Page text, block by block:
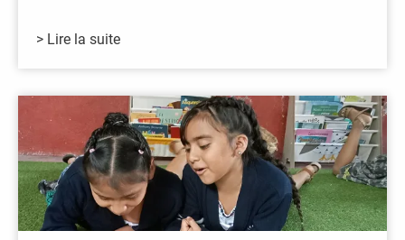
> Lire la suite